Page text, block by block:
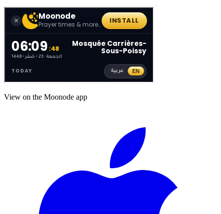
View on the Moonode app